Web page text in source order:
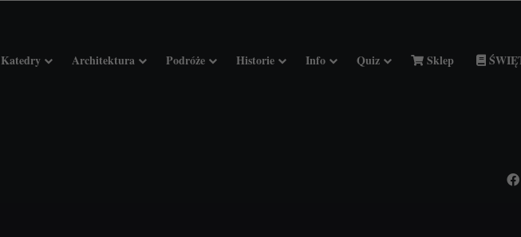
Katedry Architektura Podróże Historie Info Quiz Sklep